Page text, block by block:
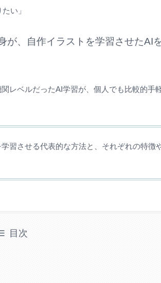
い」
が、自作イラストを学習させたAI
レベルだったAI学習が、個人でも比較的手
習させる代表的な方法と、それぞれの特徴
目次